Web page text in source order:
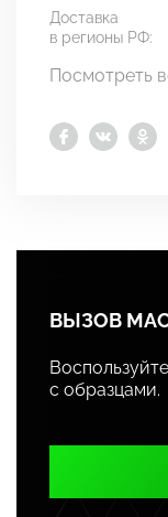
Доставка
в регионы РФ:
Посмотреть
ВЫЗОВ
с образцами.